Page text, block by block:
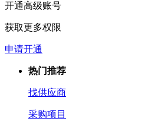
开通高级账号
获取更多权限
申请开通
热门推荐
找供应商
采购项目